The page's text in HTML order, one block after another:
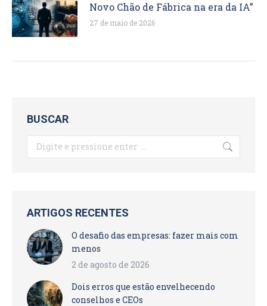
Novo Chão de Fábrica na era da IA”
27 de maio de 2026
BUSCAR
Search:
ARTIGOS RECENTES
O desafio das empresas: fazer mais com
menos
2 de agosto de 2026
Dois erros que estão envelhecendo
conselhos e CEOs